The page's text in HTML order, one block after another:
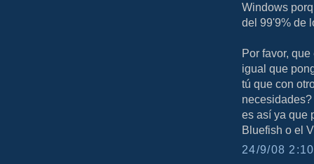
Windows
del 99'9% de
Por favor,
igual que
tú que con
es así ya que
Bluefish o el
24/9/08